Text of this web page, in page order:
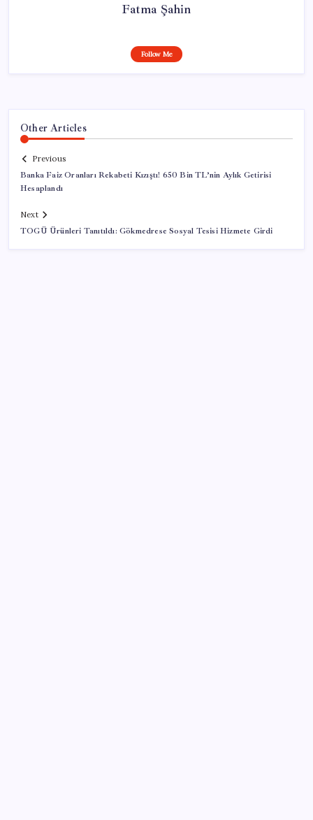
Fatma Şahin
Follow Me
Other Articles
Previous
Banka Faiz Oranları Rekabeti Kızıştı! 650 Bin TL’nin Aylık Getirisi
Hesaplandı
Next
TOGÜ Ürünleri Tanıtıldı: Gökmedrese Sosyal Tesisi Hizmete Girdi